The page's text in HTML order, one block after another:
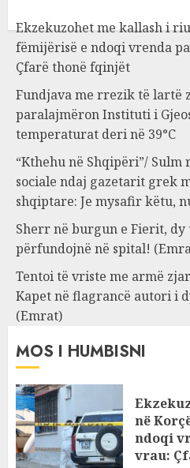
Ekzekuzohet me kallash i
fëmijërisë e ndoqi vrenda
Çfarë thonë fqinjët
Fundjava me rrezik të lartë
paralajmëron Instituti i
temperaturat deri në 39°C
“Kthehu në Shqipëri”/
sociale ndaj gazetarit grek
shqiptare: Je mysafir këtu,
Sherr në burgun e Fierit,
përfundojnë në spital!
Tentoi të vriste me armë
Kapet në flagrancë autori i
(Emrat)
MOS I HUMBISNI
në
ndoqi
vrau: